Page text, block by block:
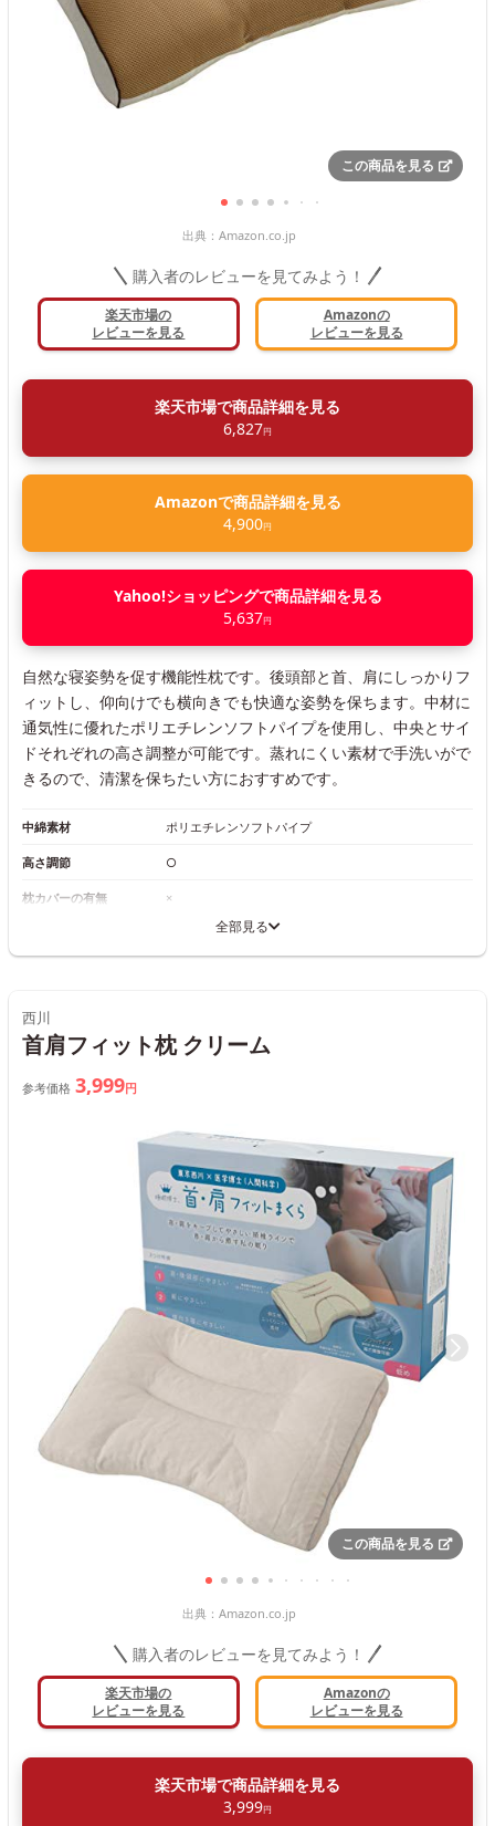
この商品を見る
出典： Amazon.co.jp
購入者のレビューを見てみよう！
楽天市場の
レビューを見る
Amazonの
レビューを見る
楽天市場で商品詳細を見る
6,827円
Amazonで商品詳細を見る
4,900円
Yahoo!ショッピングで商品詳細を見る
5,637円
自然な寝姿勢を促す機能性枕です。後頭部と首、肩にしっかりフ
ィットし、仰向けでも横向きでも快適な姿勢を保ちます。中材に
通気性に優れたポリエチレンソフトパイプを使用し、中央とサイ
ドそれぞれの高さ調整が可能です。蒸れにくい素材で手洗いがで
きるので、清潔を保ちたい方におすすめです。
中綿素材 ポリエチレンソフトパイプ
高さ調節 ○
枕カバーの有無 ×
全部見る
西川
首肩フィット枕 クリーム
参考価格 3,999円
この商品を見る
出典： Amazon.co.jp
購入者のレビューを見てみよう！
楽天市場の
レビューを見る
Amazonの
レビューを見る
楽天市場で商品詳細を見る
3,999円